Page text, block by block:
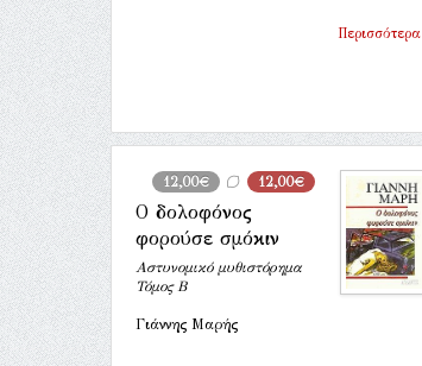
Περισσότερα
12,00€ 12,00€
Ο δολοφόνος
φορούσε σμόκιν
Αστυνομικό μυθιστόρημα
Τόμος Β
Γιάννης Μαρής